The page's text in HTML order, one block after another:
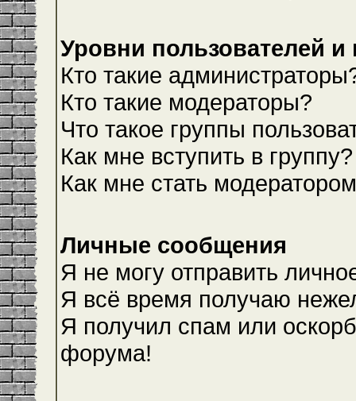
Уровни пользователей и
Кто такие
Кто такие модераторы?
Что такое группы
Как мне вступить в группу?
Как мне стать
Личные сообщения
Я не могу отправить
Я всё время получаю
Я получил спам или
форума!